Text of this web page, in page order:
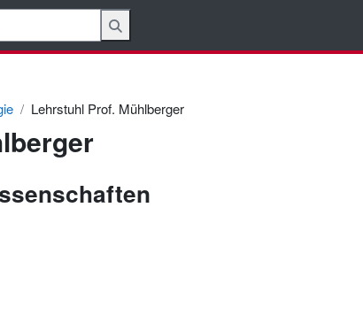
Lehrstuhl Prof. Mühlberger